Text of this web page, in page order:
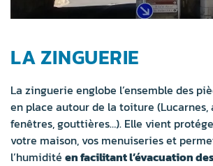
LA ZINGUERIE
La zinguerie englobe l’ensemble des
en place autour de la toiture (Lucarnes,
fenêtres, gouttières…). Elle vient
votre maison, vos menuiseries et
l’humidité en facilitant l’évacuation